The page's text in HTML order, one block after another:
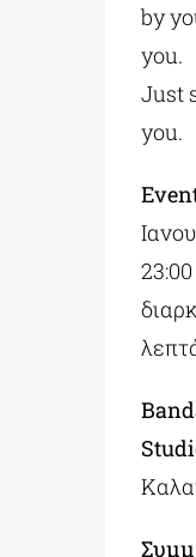
by
you.
Just
you.